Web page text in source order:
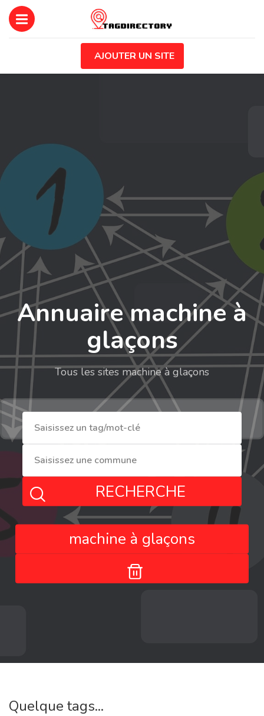
AJOUTER UN SITE
Annuaire machine à
glaçons
Tous les sites machine à glaçons
RECHERCHE
machine à glaçons
Quelque tags...